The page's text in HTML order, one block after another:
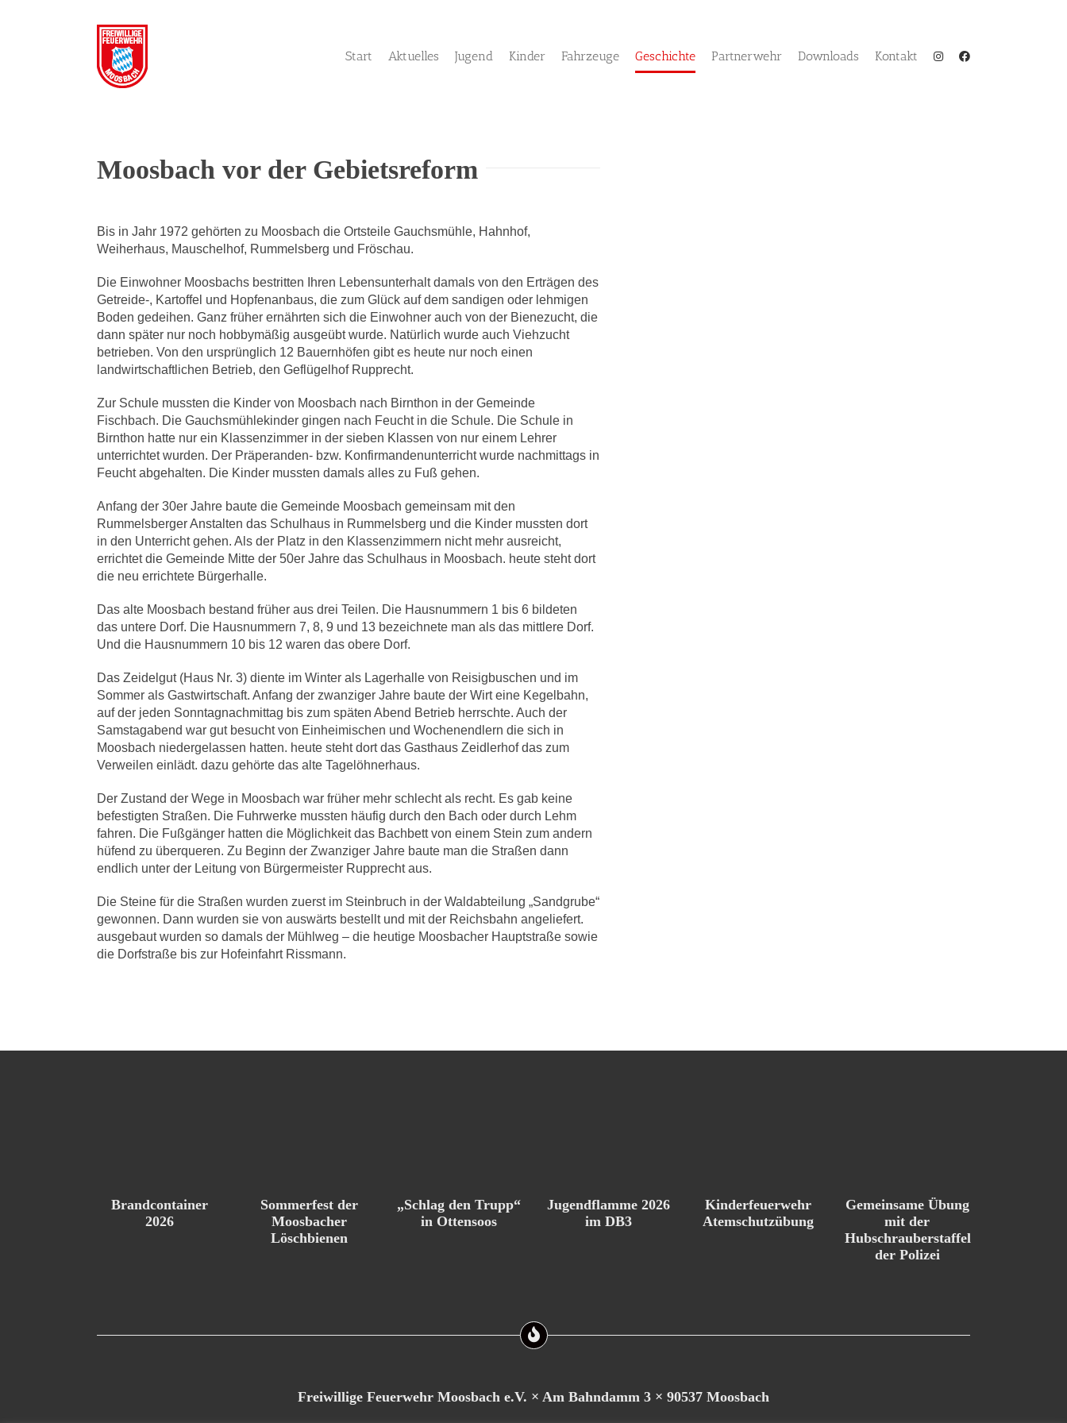
Start Aktuelles Jugend Kinder Fahrzeuge Geschichte Partnerwehr Downloads Kontakt
Moosbach vor der Gebietsreform
Bis in Jahr 1972 gehörten zu Moosbach die Ortsteile Gauchsmühle, Hahnhof,
Weiherhaus, Mauschelhof, Rummelsberg und Fröschau.
Die Einwohner Moosbachs bestritten Ihren Lebensunterhalt damals von den Erträgen des
Getreide-, Kartoffel und Hopfenanbaus, die zum Glück auf dem sandigen oder lehmigen
Boden gedeihen. Ganz früher ernährten sich die Einwohner auch von der Bienezucht, die
dann später nur noch hobbymäßig ausgeübt wurde. Natürlich wurde auch Viehzucht
betrieben. Von den ursprünglich 12 Bauernhöfen gibt es heute nur noch einen
landwirtschaftlichen Betrieb, den Geflügelhof Rupprecht.
Zur Schule mussten die Kinder von Moosbach nach Birnthon in der Gemeinde
Fischbach. Die Gauchsmühlekinder gingen nach Feucht in die Schule. Die Schule in
Birnthon hatte nur ein Klassenzimmer in der sieben Klassen von nur einem Lehrer
unterrichtet wurden. Der Präperanden- bzw. Konfirmandenunterricht wurde nachmittags in
Feucht abgehalten. Die Kinder mussten damals alles zu Fuß gehen.
Anfang der 30er Jahre baute die Gemeinde Moosbach gemeinsam mit den
Rummelsberger Anstalten das Schulhaus in Rummelsberg und die Kinder mussten dort
in den Unterricht gehen. Als der Platz in den Klassenzimmern nicht mehr ausreicht,
errichtet die Gemeinde Mitte der 50er Jahre das Schulhaus in Moosbach. heute steht dort
die neu errichtete Bürgerhalle.
Das alte Moosbach bestand früher aus drei Teilen. Die Hausnummern 1 bis 6 bildeten
das untere Dorf. Die Hausnummern 7, 8, 9 und 13 bezeichnete man als das mittlere Dorf.
Und die Hausnummern 10 bis 12 waren das obere Dorf.
Das Zeidelgut (Haus Nr. 3) diente im Winter als Lagerhalle von Reisigbuschen und im
Sommer als Gastwirtschaft. Anfang der zwanziger Jahre baute der Wirt eine Kegelbahn,
auf der jeden Sonntagnachmittag bis zum späten Abend Betrieb herrschte. Auch der
Samstagabend war gut besucht von Einheimischen und Wochenendlern die sich in
Moosbach niedergelassen hatten. heute steht dort das Gasthaus Zeidlerhof das zum
Verweilen einlädt. dazu gehörte das alte Tagelöhnerhaus.
Der Zustand der Wege in Moosbach war früher mehr schlecht als recht. Es gab keine
befestigten Straßen. Die Fuhrwerke mussten häufig durch den Bach oder durch Lehm
fahren. Die Fußgänger hatten die Möglichkeit das Bachbett von einem Stein zum andern
hüfend zu überqueren. Zu Beginn der Zwanziger Jahre baute man die Straßen dann
endlich unter der Leitung von Bürgermeister Rupprecht aus.
Die Steine für die Straßen wurden zuerst im Steinbruch in der Waldabteilung „Sandgrube“
gewonnen. Dann wurden sie von auswärts bestellt und mit der Reichsbahn angeliefert.
ausgebaut wurden so damals der Mühlweg – die heutige Moosbacher Hauptstraße sowie
die Dorfstraße bis zur Hofeinfahrt Rissmann.
Brandcontainer
2026
Sommerfest der
Moosbacher
Löschbienen
„Schlag den Trupp“
in Ottensoos
Jugendflamme 2026
im DB3
Kinderfeuerwehr
Atemschutzübung
Gemeinsame Übung
mit der
Hubschrauberstaffel
der Polizei
Freiwillige Feuerwehr Moosbach e.V. × Am Bahndamm 3 × 90537 Moosbach